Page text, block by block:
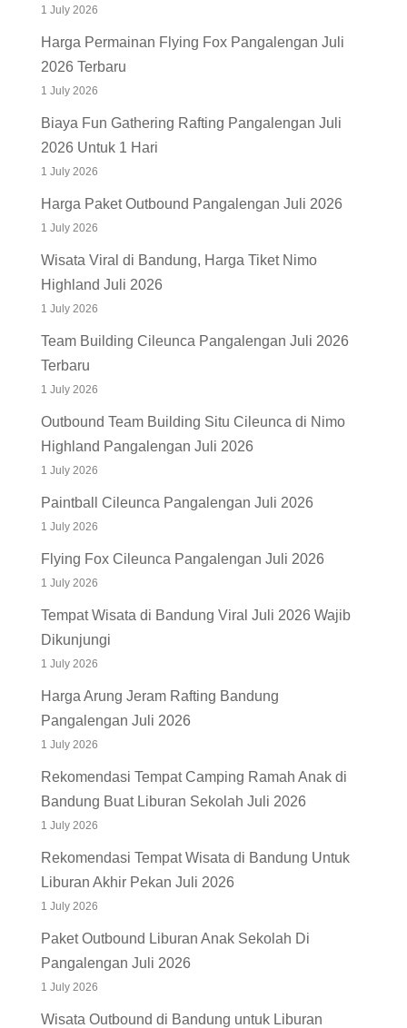
1 July 2026
Harga Permainan Flying Fox Pangalengan Juli
2026 Terbaru
1 July 2026
Biaya Fun Gathering Rafting Pangalengan Juli
2026 Untuk 1 Hari
1 July 2026
Harga Paket Outbound Pangalengan Juli 2026
1 July 2026
Wisata Viral di Bandung, Harga Tiket Nimo
Highland Juli 2026
1 July 2026
Team Building Cileunca Pangalengan Juli 2026
Terbaru
1 July 2026
Outbound Team Building Situ Cileunca di Nimo
Highland Pangalengan Juli 2026
1 July 2026
Paintball Cileunca Pangalengan Juli 2026
1 July 2026
Flying Fox Cileunca Pangalengan Juli 2026
1 July 2026
Tempat Wisata di Bandung Viral Juli 2026 Wajib
Dikunjungi
1 July 2026
Harga Arung Jeram Rafting Bandung
Pangalengan Juli 2026
1 July 2026
Rekomendasi Tempat Camping Ramah Anak di
Bandung Buat Liburan Sekolah Juli 2026
1 July 2026
Rekomendasi Tempat Wisata di Bandung Untuk
Liburan Akhir Pekan Juli 2026
1 July 2026
Paket Outbound Liburan Anak Sekolah Di
Pangalengan Juli 2026
1 July 2026
Wisata Outbound di Bandung untuk Liburan